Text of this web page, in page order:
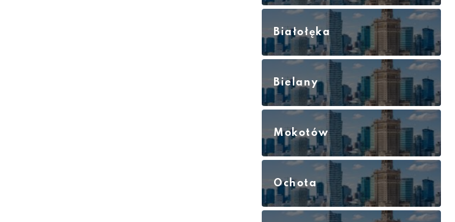
Białołęka
Bielany
Mokotów
Ochota